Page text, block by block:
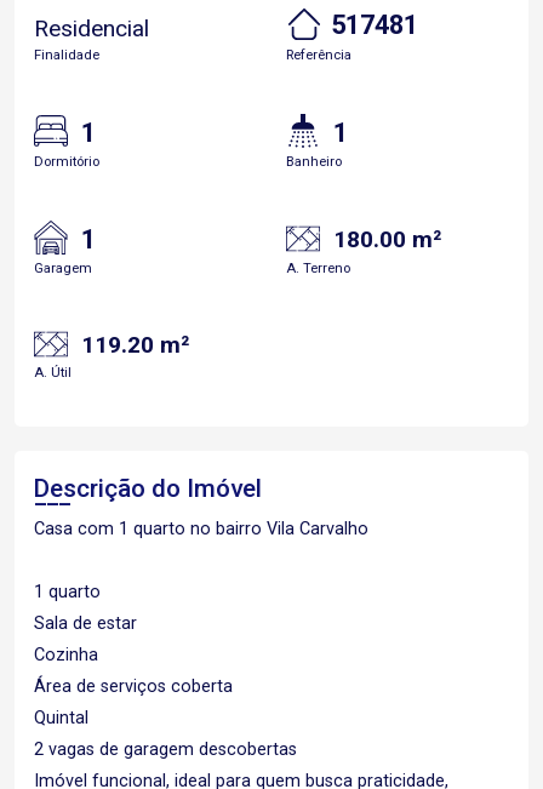
Residencial
Finalidade
517481
Referência
1
Dormitório
1
Banheiro
1
Garagem
180.00 m²
A. Terreno
119.20 m²
A. Útil
Descrição do Imóvel
Casa com 1 quarto no bairro Vila Carvalho
1 quarto
Sala de estar
Cozinha
Área de serviços coberta
Quintal
2 vagas de garagem descobertas
Imóvel funcional, ideal para quem busca praticidade,